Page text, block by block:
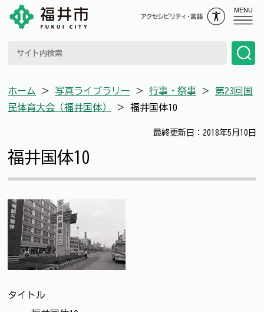
MENU
ホーム ＞ 写真ライブラリー ＞ 行事・祭事 ＞ 第23回国
民体育大会（福井国体）
＞ 福井国体10
最終更新日：2018年5月10日
福井国体10
タイトル